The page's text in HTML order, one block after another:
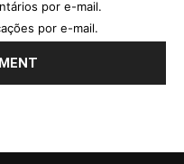
por e-mail.
por e-mail.